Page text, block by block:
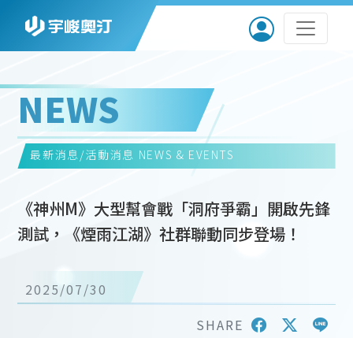
NEWS
最新消息/活動消息 NEWS & EVENTS
《神州M》大型幫會戰「洞府爭霸」開啟先鋒
測試，《煙雨江湖》社群聯動同步登場！
2025/07/30
SHARE